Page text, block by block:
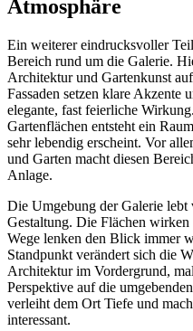
Atmosphäre
Ein weiterer eindrucksvoller
Bereich rund um die Galerie.
Architektur und Gartenkunst
Fassaden setzen klare Akzente
elegante, fast feierliche
Gartenflächen entsteht ein
sehr lebendig erscheint. Vor
und Garten macht diesen
Anlage.
Die Umgebung der Galerie lebt
Gestaltung. Die Flächen
Wege lenken den Blick immer
Standpunkt verändert sich die
Architektur im Vordergrund,
Perspektive auf die
verleiht dem Ort Tiefe und
interessant.